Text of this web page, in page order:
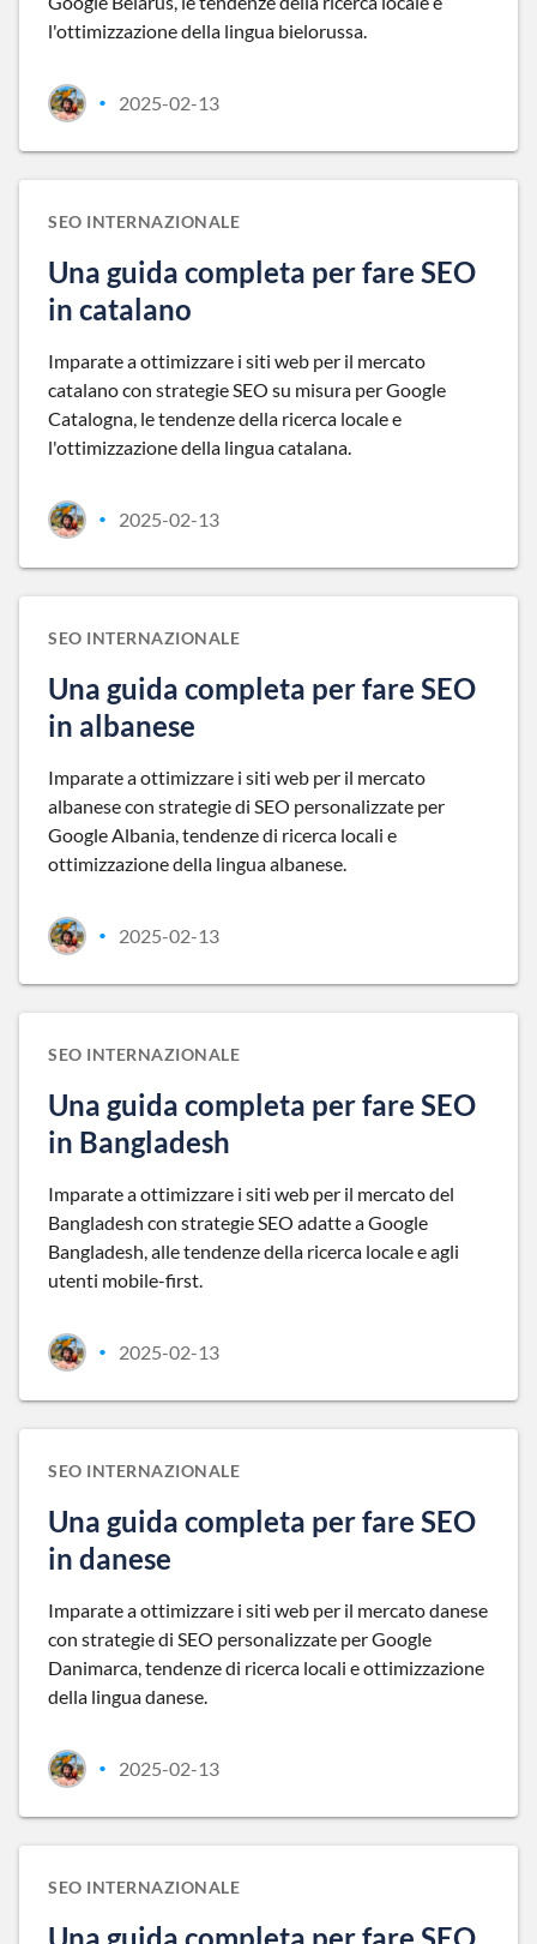
l'ottimizzazione della lingua bielorussa.
• 2025-02-13
SEO INTERNAZIONALE
Una guida completa per fare SEO
in catalano
Imparate a ottimizzare i siti web per il mercato
catalano con strategie SEO su misura per Google
Catalogna, le tendenze della ricerca locale e
l'ottimizzazione della lingua catalana.
• 2025-02-13
SEO INTERNAZIONALE
Una guida completa per fare SEO
in albanese
Imparate a ottimizzare i siti web per il mercato
albanese con strategie di SEO personalizzate per
Google Albania, tendenze di ricerca locali e
ottimizzazione della lingua albanese.
• 2025-02-13
SEO INTERNAZIONALE
Una guida completa per fare SEO
in Bangladesh
Imparate a ottimizzare i siti web per il mercato del
Bangladesh con strategie SEO adatte a Google
Bangladesh, alle tendenze della ricerca locale e agli
utenti mobile-first.
• 2025-02-13
SEO INTERNAZIONALE
Una guida completa per fare SEO
in danese
Imparate a ottimizzare i siti web per il mercato danese
con strategie di SEO personalizzate per Google
Danimarca, tendenze di ricerca locali e ottimizzazione
della lingua danese.
• 2025-02-13
SEO INTERNAZIONALE